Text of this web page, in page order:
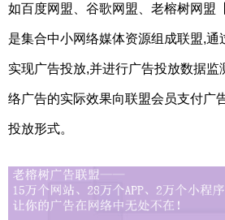
如百度网盟、谷歌网盟、老榕树网盟
是集合中小网络媒体资源组成联盟,通
实现广告投放,并进行广告投放数据监
络广告的实际效果向联盟会员支付广
投放形式。